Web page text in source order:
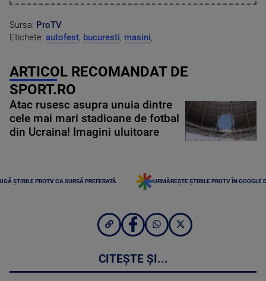
Sursa: ProTV
Etichete: autofest, bucuresti, masini,
ARTICOL RECOMANDAT DE
SPORT.RO
Atac rusesc asupra unuia dintre
cele mai mari stadioane de fotbal
din Ucraina! Imagini uluitoare
ȘTIRILE PROTV CA SURSĂ PREFERATĂ URMĂREȘTE ȘTIRILE PROTV ÎN GOOGLE
CITEȘTE ȘI...